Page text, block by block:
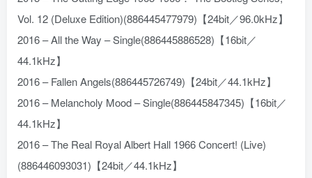
Vol. 12 (Deluxe Edition)(886445477979)【24bit／96.0kHz】
2016 – All the Way – Single(886445886528)【16bit／
44.1kHz】
2016 – Fallen Angels(886445726749)【24bit／44.1kHz】
2016 – Melancholy Mood – Single(886445847345)【16bit／
44.1kHz】
2016 – The Real Royal Albert Hall 1966 Concert! (Live)
(886446093031)【24bit／44.1kHz】